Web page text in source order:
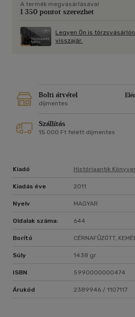
A termék megvásárlásával
1 350 pontot szerezhet
Legyen Ön is
visszajár.
Bolti átvétel
díjmentes
Szállítás
15 000 Ft felett díjmentes
Kiadó Históriaantik
Kiadás éve 2011
Nyelv MAGYAR
Oldalak száma: 644
Borító CÉRNAFŰZÖTT,
Súly 1438 gr
ISBN 5990000000474
Árukód 2389946 / 1107117